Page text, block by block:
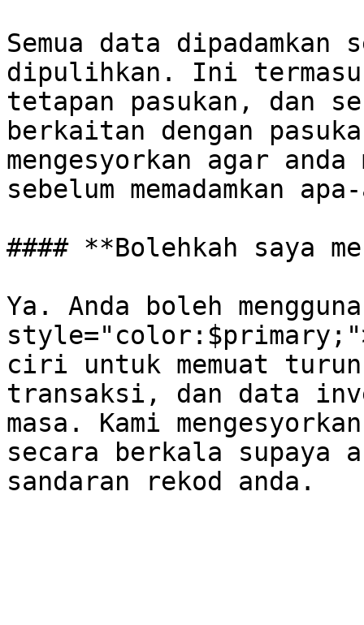
Semua data
dipulihkan. Ini
tetapan pasukan, dan
berkaitan dengan
mengesyorkan agar
sebelum memadamkan
#### **Bolehkah saya
Ya. Anda boleh
ciri untuk memuat
transaksi, dan data
masa. Kami
secara berkala supaya